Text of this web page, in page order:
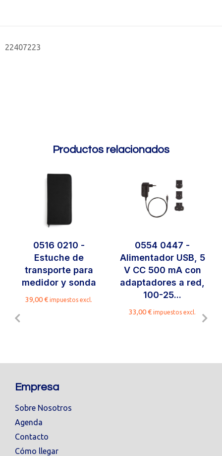
22407223
Productos relacionados
0516 0210 -
Estuche de
transporte para
medidor y sonda
39,00€ impuestos excl.
0554 0447 -
Alimentador USB, 5
V CC 500 mA con
adaptadores a red,
100-25...
33,00€ impuestos excl.
Empresa
Sobre Nosotros
Agenda
Contacto
Cómo llegar